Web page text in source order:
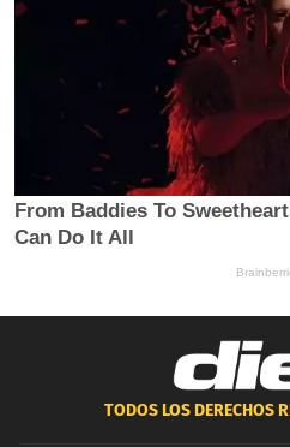
TODOS LOS DERECHOS